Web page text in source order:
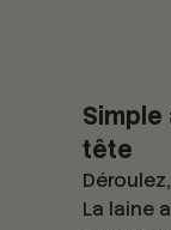
Simple
tête
La laine